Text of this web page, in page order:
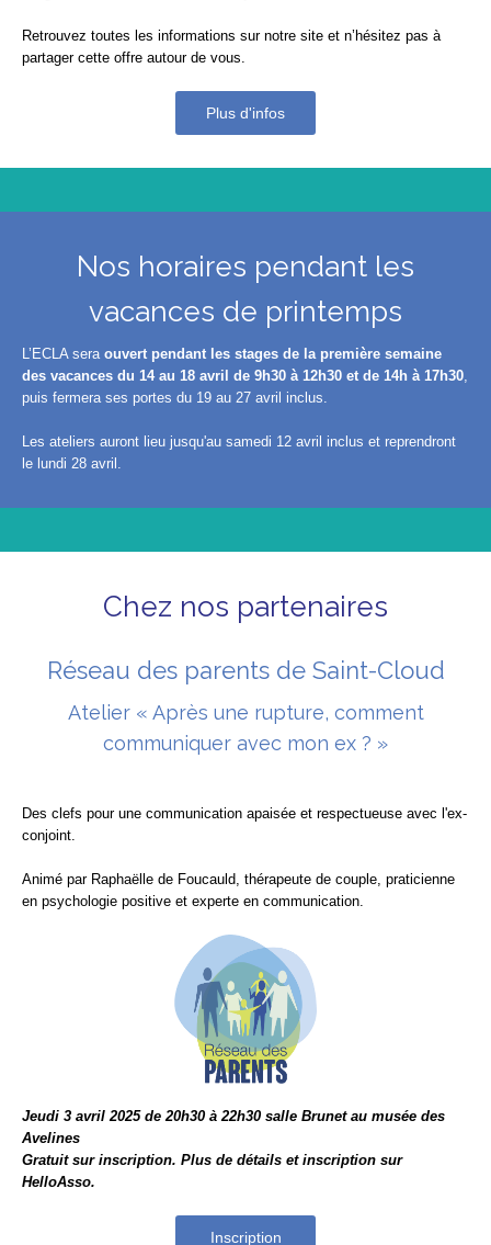
Retrouvez toutes les informations sur notre site et n’hésitez pas à
partager cette offre autour de vous.
Plus d'infos
Nos horaires pendant les
vacances de printemps
L’ECLA sera ouvert pendant les stages de la première semaine
des vacances du 14 au 18 avril de 9h30 à 12h30 et de 14h à 17h30
puis fermera ses portes du 19 au 27 avril inclus.
Les ateliers auront lieu jusqu'au samedi 12 avril inclus et reprendront
le lundi 28 avril.
Chez nos partenaires
Réseau des parents de Saint-Cloud
Atelier « Après une rupture, comment
communiquer avec mon ex ? »
Des clefs pour une communication apaisée et respectueuse avec l'ex-
conjoint.
Animé par Raphaëlle de Foucauld, thérapeute de couple, praticienne
en psychologie positive et experte en communication.
Jeudi 3 avril 2025 de 20h30 à 22h30 salle Brunet au musée des
Avelines
Gratuit sur inscription. Plus de détails et inscription sur
HelloAsso.
Inscription